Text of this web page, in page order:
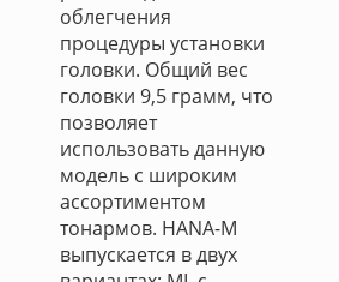
облегчения
процедуры установки
головки. Общий вес
головки 9,5 грамм, что
позволяет
использовать данную
модель с широким
ассортиментом
тонармов. HANA-M
выпускается в двух